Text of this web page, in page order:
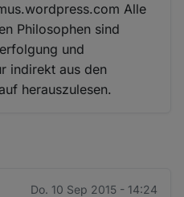
Alle
Philosophen sind
und
indirekt aus den
herauszulesen.
Do. 10 Sep 2015 - 14:24